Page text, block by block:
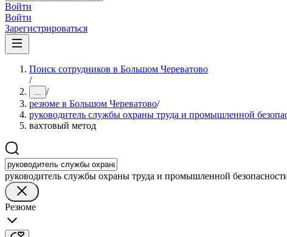
Войти
Войти
Зарегистрироваться
Поиск сотрудников в Большом Череватово
/
... /
резюме в Большом Череватово/
руководитель службы охраны труда и промышленной
вахтовый метод
руководитель службы охраны труда и промышленной
Резюме